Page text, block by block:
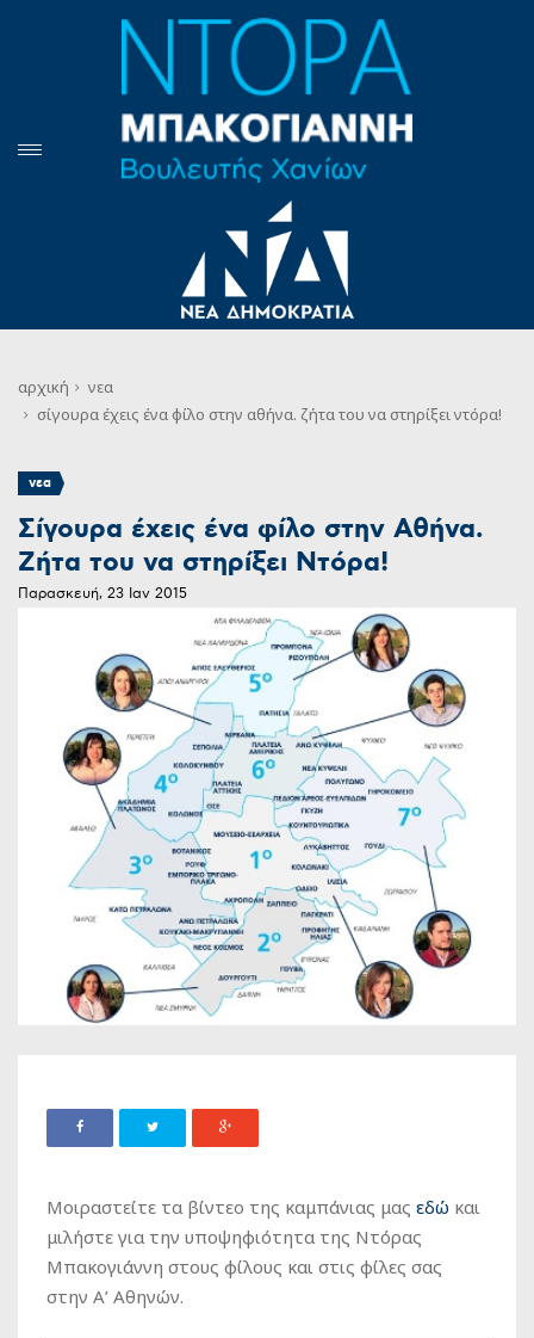
αρχική
νεα
σίγουρα έχεις ένα φίλο στην αθήνα. ζήτα του να στηρίξει ντόρα!
νεα
Σίγουρα έχεις ένα φίλο στην Αθήνα.
Ζήτα του να στηρίξει Ντόρα!
Παρασκευή, 23 Ιαν 2015
Μοιραστείτε τα βίντεο της καμπάνιας μας εδώ και
μιλήστε για την υποψηφιότητα της Ντόρας
Μπακογιάννη στους φίλους και στις φίλες σας
στην Α’ Αθηνών.